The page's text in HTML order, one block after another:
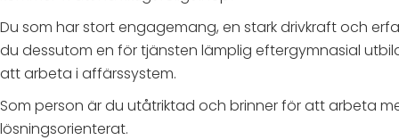
Du som har stort engagemang, en stark drivkraft och
du dessutom en för tjänsten lämplig eftergymnasial
att arbeta i affärssystem.
Som person är du utåtriktad och brinner för att arbeta
lösningsorienterat.